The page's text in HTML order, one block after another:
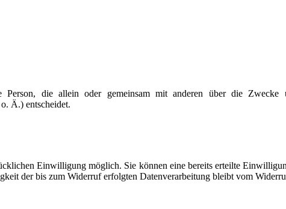
Person, die allein oder gemeinsam mit anderen über die
Ä.) entscheidet.
Einwilligung möglich. Sie können eine bereits erteilte
der bis zum Widerruf erfolgten Datenverarbeitung bleibt vom